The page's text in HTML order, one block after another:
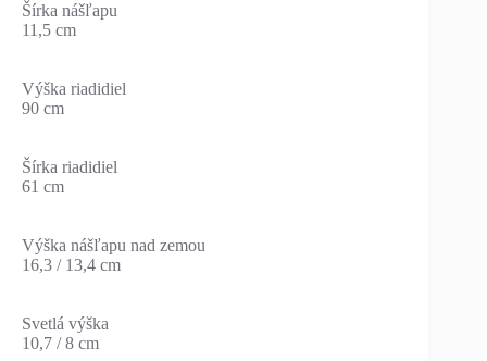
Šírka nášľapu
11,5 cm
Výška riadidiel
90 cm
Šírka riadidiel
61 cm
Výška nášľapu nad zemou
16,3 / 13,4 cm
Svetlá výška
10,7 / 8 cm